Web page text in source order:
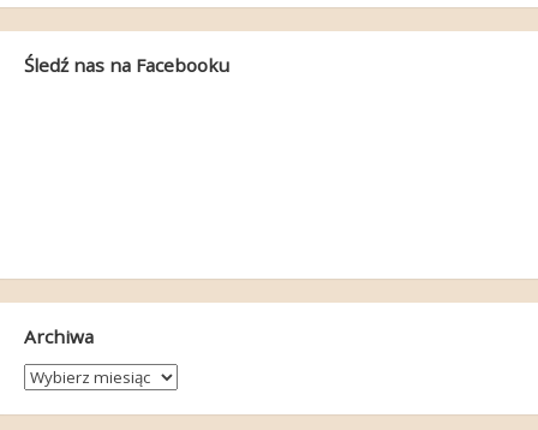
Śledź nas na Facebooku
Archiwa
Archiwa